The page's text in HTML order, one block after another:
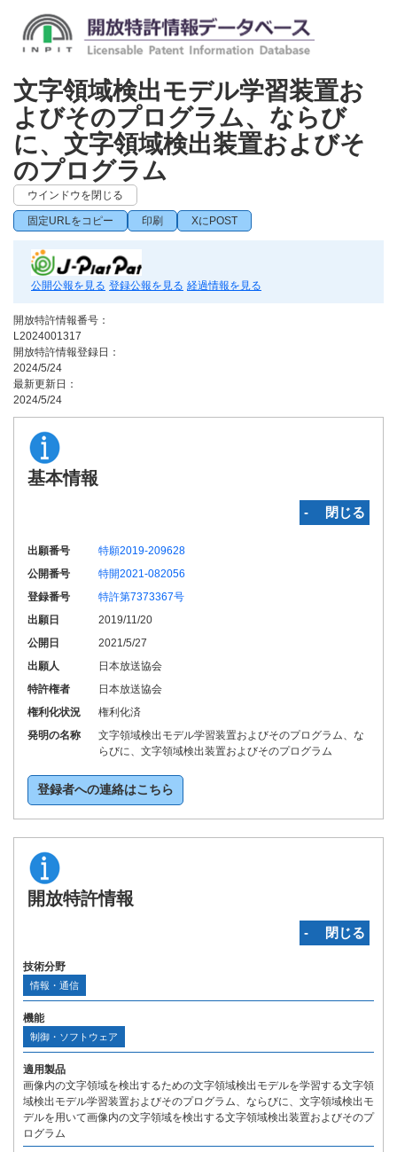
文字領域検出モデル学習装置お
よびそのプログラム、ならび
に、文字領域検出装置およびそ
のプログラム
ウインドウを閉じる
固定URLをコピー 印刷 XにPOST
公開公報を見る 登録公報を見る 経過情報を見る
開放特許情報番号：
L2024001317
開放特許情報登録日：
2024/5/24
最新更新日：
2024/5/24
基本情報
‐ 閉じる
出願番号
特願2019-209628
公開番号
特開2021-082056
登録番号
特許第7373367号
出願日
2019/11/20
公開日
2021/5/27
出願人
日本放送協会
特許権者
日本放送協会
権利化状況
権利化済
発明の名称
文字領域検出モデル学習装置およびそのプログラム、な
らびに、文字領域検出装置およびそのプログラム
登録者への連絡はこちら
開放特許情報
‐ 閉じる
技術分野
情報・通信
機能
制御・ソフトウェア
適用製品
画像内の文字領域を検出するための文字領域検出モデルを学習する文字領
域検出モデル学習装置およびそのプログラム、ならびに、文字領域検出モ
デルを用いて画像内の文字領域を検出する文字領域検出装置およびそのプ
ログラム